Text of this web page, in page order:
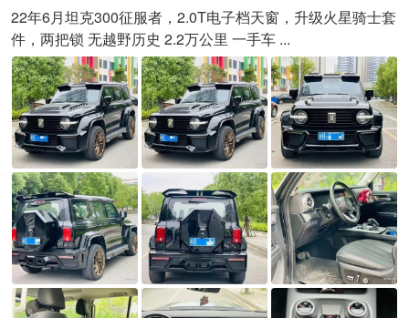
22年6月坦克300征服者，2.0T电子档天窗，升级火星骑士套
件，两把锁 无越野历史 2.2万公里 一手车 ...